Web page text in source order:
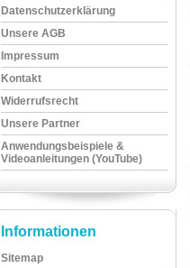
Datenschutzerklärung
Unsere AGB
Impressum
Kontakt
Widerrufsrecht
Unsere Partner
Anwendungsbeispiele &
Videoanleitungen (YouTube)
Informationen
Sitemap